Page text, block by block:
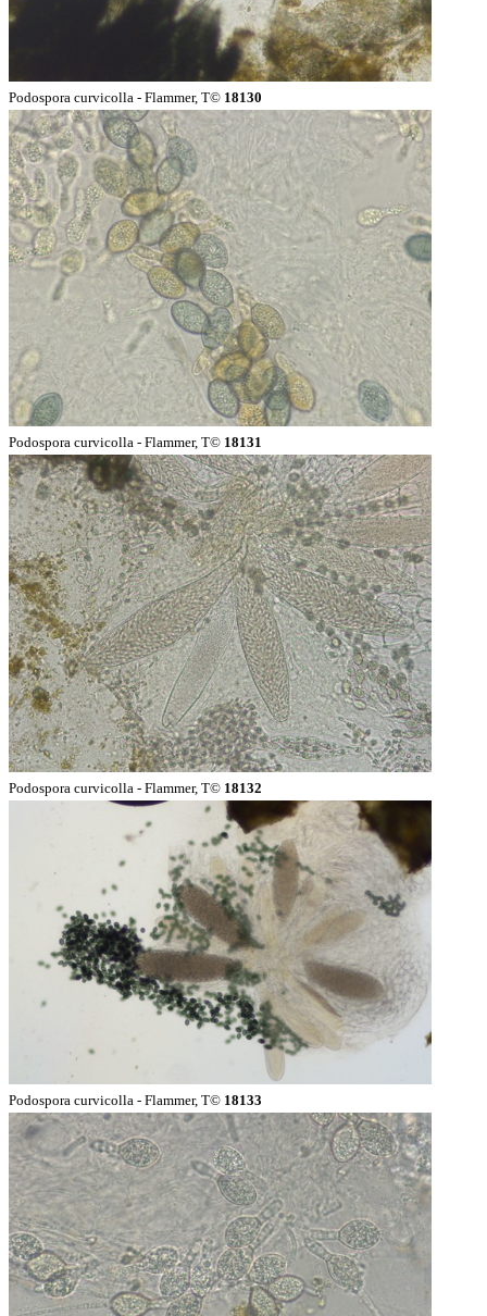
Podospora curvicolla - Flammer, T© 18130
Podospora curvicolla - Flammer, T© 18131
Podospora curvicolla - Flammer, T© 18132
Podospora curvicolla - Flammer, T© 18133